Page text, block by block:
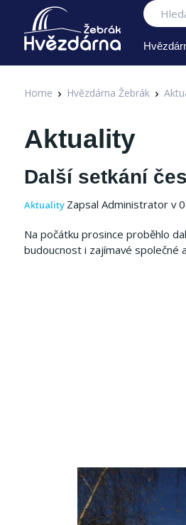
Hledat
Home Hvězdárna Žebrák
Aktuality
Další setkání
Aktuality Zapsal Administrator v
Na počátku prosince proběhlo
budoucnost i zajímavé společné